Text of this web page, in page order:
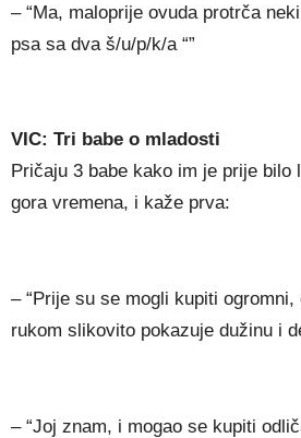
– “Ma, maloprije ovuda protrča
psa sa dva š/u/p/k/a “”
VIC: Tri babe o mladosti
Pričaju 3 babe kako im je prije bilo
gora vremena, i kaže prva:
– “Prije su se mogli kupiti ogromni,
rukom slikovito pokazuje dužinu i
– “Joj znam, i mogao se kupiti